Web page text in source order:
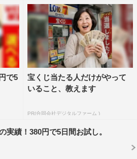
結婚式場へ連れ出すところから物
えてくれているのだと喜ぶゆり子
料の試食会だった。ゆり子ががっ
で働く桜子と鉢合わせしてしま
男を許さない女」の対決がぼっ発
たミニスカ制服姿を披露する。
で5
宝くじ当たる人だけがやって
いること、教えます
PR(合同会社デジタルファーム )
実績！380円で5日間お試し。